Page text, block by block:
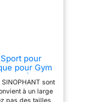
l'équitation, le
et d'autres activités
et d'extérieur.
pour
pour Gym
XL)
sont
à un large